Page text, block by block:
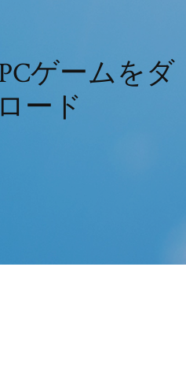
ゲームをダ
ード